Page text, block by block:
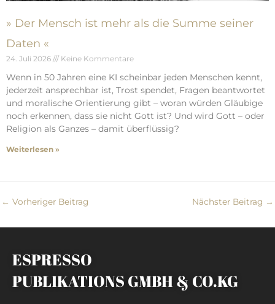
» Der Mensch ist mehr als die Summe seiner
Daten «
24. Juli 2026 Keine Kommentare
Wenn in 50 Jahren eine KI scheinbar jeden Menschen kennt,
jederzeit ansprechbar ist, Trost spendet, Fragen beantwortet
und moralische Orientierung gibt – woran würden Gläubige
noch erkennen, dass sie nicht Gott ist? Und wird Gott – oder
Religion als Ganzes – damit überflüssig?
Weiterlesen »
← Vorheriger Beitrag Nächster Beitrag →
ESPRESSO
PUBLIKATIONS GMBH & CO.KG